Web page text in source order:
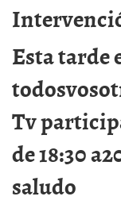
Esta tarde
Tv
de 18:30
saludo